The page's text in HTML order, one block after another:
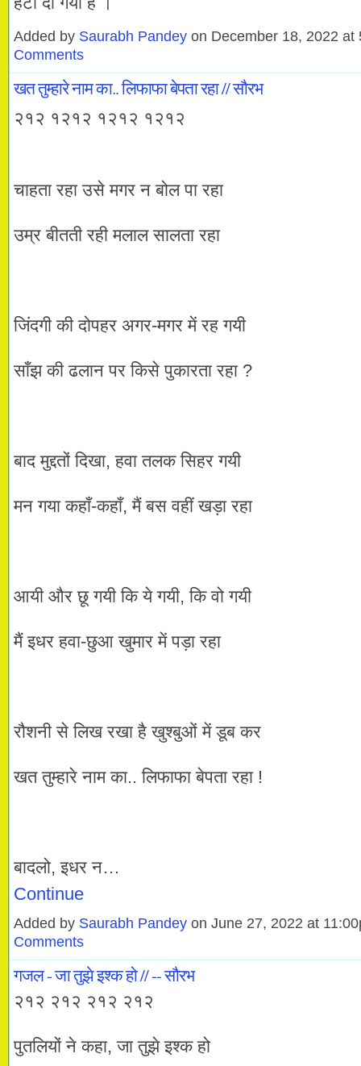
Added by Saurabh Pandey on December 18, 2022
Comments
खत तुम्हारे नाम का.. लिफाफा बेपता रहा // सौरभ
२१२ १२१२ १२१२ १२१२
चाहता रहा उसे मगर न बोल पा रहा
उम्र बीतती रही मलाल सालता रहा
जिंदगी की दोपहर अगर-मगर में रह गयी
साँझ की ढलान पर किसे पुकारता रहा ?
बाद मुद्दतों दिखा, हवा तलक सिहर गयी
मन गया कहाँ-कहाँ, मैं बस वहीं खड़ा रहा
आयी और छू गयी कि ये गयी, कि वो गयी
मैं इधर हवा-छुआ खुमार में पड़ा रहा
रौशनी से लिख रखा है खुश्बुओं में डूब कर
खत तुम्हारे नाम का.. लिफाफा बेपता रहा !
बादलो, इधर न…
Continue
Added by Saurabh Pandey on June 27, 2022 at
Comments
गजल - जा तुझे इश्क हो // -- सौरभ
२१२ २१२ २१२ २१२
पुतलियों ने कहा, जा तुझे इश्क हो